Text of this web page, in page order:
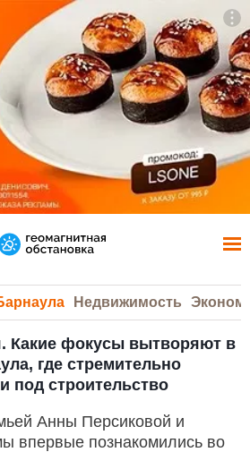
Недвижимость
Какие фокусы вытворяют в
где стремительно
под строительство
Анны Персиковой и
впервые познакомились во